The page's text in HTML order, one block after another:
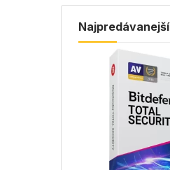
Najpredávanejší